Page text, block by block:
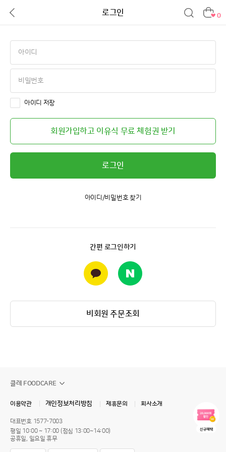
로그인 0
아이디 저장
회원가입하고 이유식 무료 체험권 받기
로그인
아이디/비밀번호 찾기
간편 로그인하기
비회원 주문조회
클레 FOODCARE
이용약관 개인정보처리방침 제휴문의 회사소개
대표번호 1577-7003
평일 10:00 ~ 17:00 (점심 13:00~14:00)
공휴일, 일요일 휴무